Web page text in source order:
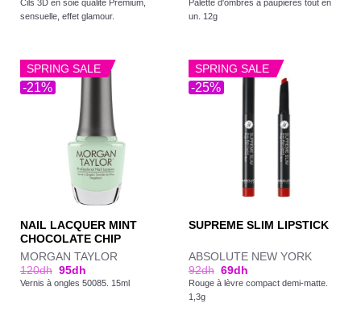
Cils 3D en soie qualité Premium,
sensuelle, effet glamour.
Palette d'ombres à paupières tout en
un. 12g
-21%
SPRING SALE
NAIL LACQUER MINT
CHOCOLATE CHIP
MORGAN TAYLOR
120dh 95dh
Vernis à ongles 50085. 15ml
-25%
SPRING SALE
SUPREME SLIM LIPSTICK
ABSOLUTE NEW YORK
92dh 69dh
Rouge à lèvre compact demi-matte.
1,3g